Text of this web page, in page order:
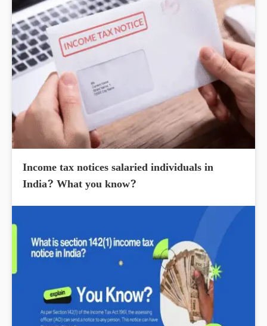
Income tax notices salaried individuals in
India? What you know?